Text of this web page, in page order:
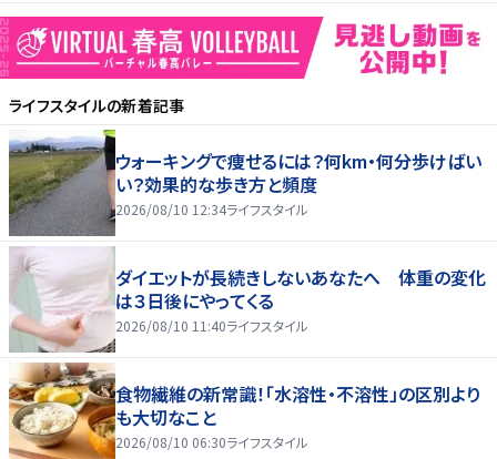
ライフスタイルの新着記事
ウォーキングで痩せるには？何km・何分歩けばい
い？効果的な歩き方と頻度
2026/08/10 12:34ライフスタイル
ダイエットが長続きしないあなたへ 体重の変化
は３日後にやってくる
2026/08/10 11:40ライフスタイル
食物繊維の新常識！「水溶性・不溶性」の区別より
も大切なこと
2026/08/10 06:30ライフスタイル